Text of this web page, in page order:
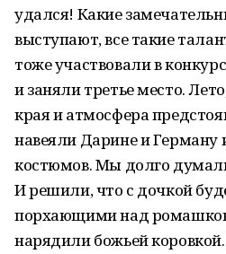
удался! Какие
выступают, все такие
тоже участвовали в
и заняли третье место.
края и атмосфера
навеяли Дарине и Герману
костюмов. Мы долго
И решили, что с дочкой
порхающими над
нарядили божьей